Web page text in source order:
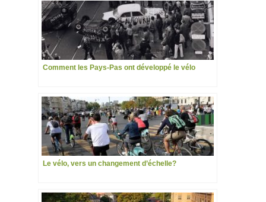
Comment les Pays-Pas ont développé le vélo
Le vélo, vers un changement d’échelle?